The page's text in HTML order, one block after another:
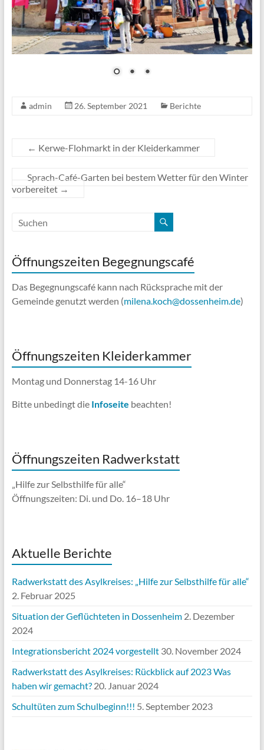
admin 26. September 2021 Berichte
← Kerwe-Flohmarkt in der Kleiderkammer
Sprach-Café-Garten bei bestem Wetter für den Winter
vorbereitet →
Öffnungszeiten Begegnungscafé
Das Begegnungscafé kann nach Rücksprache mit der
Gemeinde genutzt werden (milena.koch@dossenheim.de)
Öffnungszeiten Kleiderkammer
Montag und Donnerstag 14-16 Uhr
Bitte unbedingt die Infoseite beachten!
Öffnungszeiten Radwerkstatt
„Hilfe zur Selbsthilfe für alle“
Öffnungszeiten: Di. und Do. 16–18 Uhr
Aktuelle Berichte
Radwerkstatt des Asylkreises: „Hilfe zur Selbsthilfe für alle“
2. Februar 2025
Situation der Geflüchteten in Dossenheim 2. Dezember
2024
Integrationsbericht 2024 vorgestellt 30. November 2024
Radwerkstatt des Asylkreises: Rückblick auf 2023 Was
haben wir gemacht? 20. Januar 2024
Schultüten zum Schulbeginn!!! 5. September 2023